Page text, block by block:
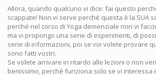
Allora, quando qualcuno vi dice: fai questo
scappate! Non vi serve perché questa è la SUA
perché nel corso di Yoga demenziale non vi
ma vi propongo una serie di esperimenti, di
serie di informazioni, poi se voi volete provare
sono fatti vostri.
Se volete arrivare in ritardo alle lezioni o non
benissimo, perché funziona solo se vi interessa